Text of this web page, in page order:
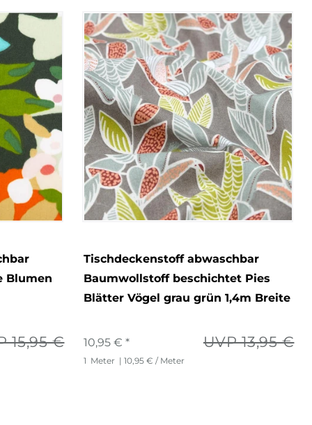
Blumen
15,95 €
Tischdeckenstoff abwaschbar
Baumwollstoff beschichtet Pies
Blätter Vögel grau grün 1,4m Breite
UVP 13,95 €
10,95 € *
1 Meter | 10,95 € / Meter